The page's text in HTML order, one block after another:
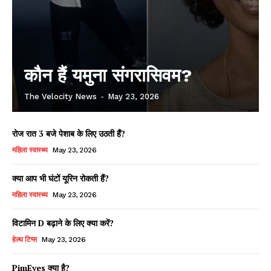
कौन हैं यमुना संगरासिवम?
The Velocity News - May 23, 2026
रोज रात 3 बजे पेशाब के लिए उठती हैं?
महिला स्वास्थ्य May 23, 2026
क्या आप भी घंटों यूरिन रोकती हैं?
महिला स्वास्थ्य May 23, 2026
विटामिन D बढ़ाने के लिए क्या करें?
हेल्थ टिप्स May 23, 2026
PimEyes क्या है?